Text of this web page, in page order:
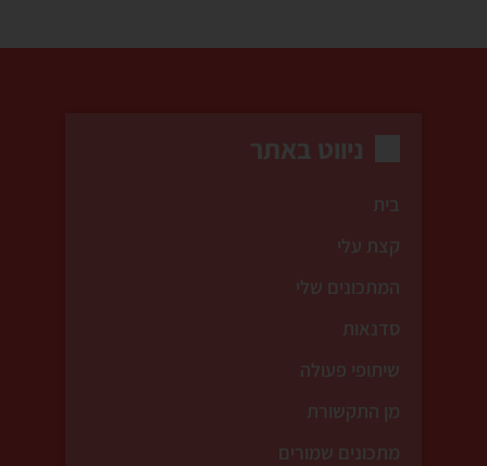
ניווט באתר
בית
קצת עלי
המתכונים שלי
סדנאות
שיתופי פעולה
מן התקשורת
מתכונים שמורים